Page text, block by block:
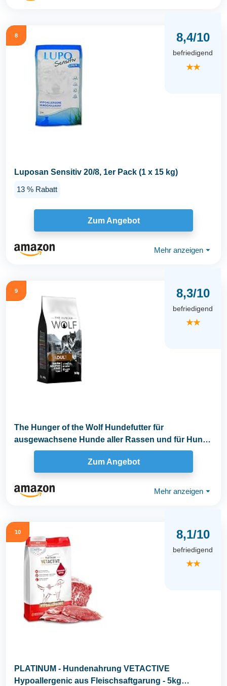
8 8,4/10
befriedigend
★★
Luposan Sensitiv 20/8, 1er Pack (1 x 15 kg)
13 % Rabatt
Zum Angebot
Mehr anzeigen ⏷
9 8,3/10
befriedigend
★★
The Hunger of the Wolf Hundefutter für
ausgewachsene Hunde aller Rassen und für Hunde
Zum Angebot
Mehr anzeigen ⏷
10 8,1/10
befriedigend
★★
PLATINUM - Hundenahrung VETACTIVE
Hypoallergenic aus Fleischsaftgarung - 5kg